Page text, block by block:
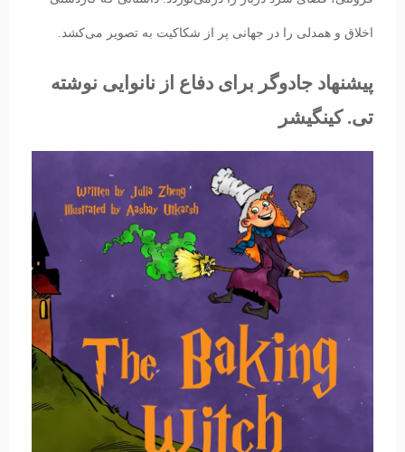
اخلاق و همدلی را در جهانی پر از شکاکیت به تصویر می‌کشد.
پیشنهاد جادوگر برای دفاع از نانوایی نوشته
تی. کینگیشر